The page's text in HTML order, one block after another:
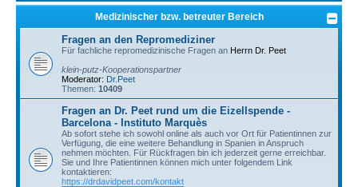
Medizinischer bzw. betreuter Bereich
Fragen an den Repromediziner
Für fachliche repromedizinische Fragen an Herrn Dr. Peet
klein-putz-Kooperationspartner
Moderator: Dr.Peet
Themen: 10409
Fragen an Dr. Peet rund um die Eizellspende -
Barcelona - Instituto Marquès
Ab sofort stehe ich sowohl online als auch vor Ort für Patientinnen zur
Verfügung, die eine weitere Behandlung in Spanien in Anspruch
nehmen möchten. Für Rückfragen bin ich jederzeit gerne erreichbar.
Sie und Ihre Patientinnen können mich unter folgendem Link
kontaktieren:
https://drdavidpeet.com/kontakt